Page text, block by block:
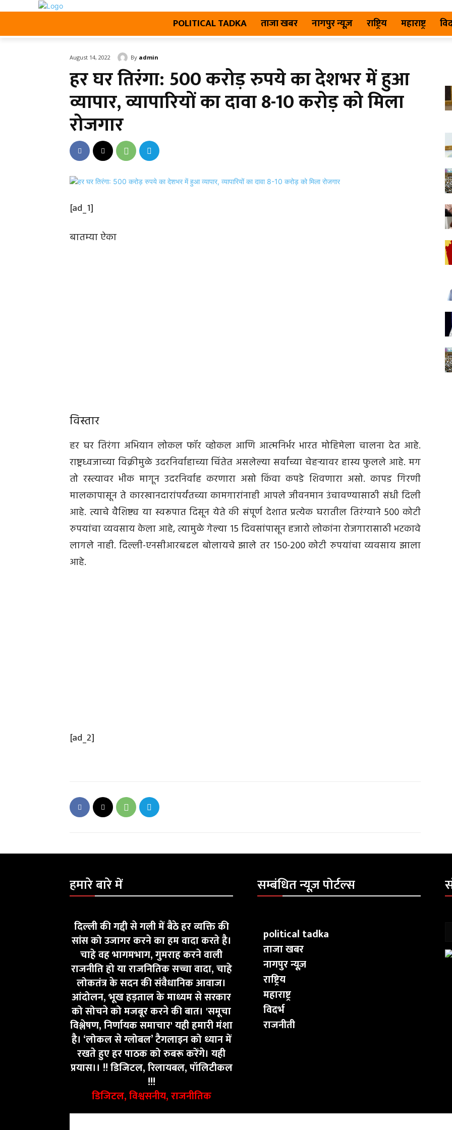
POLITICAL TADKA ताजा खबर नागपुर न्यूज़ राष्ट्रिय महाराष्ट्र
August 14, 2022 By admin
हर घर तिरंगा: 500 करोड़ रुपये का देशभर में हुआ
व्यापार, व्यापारियों का दावा 8-10 करोड़ को मिला
रोजगार
[ad_1]
बातम्या ऐका
विस्तार
हर घर तिरंगा अभियान लोकल फॉर व्होकल आणि आत्मनिर्भर भारत मोहिमेला चालना देत आहे.
राष्ट्रध्वजाच्या विक्रीमुळे उदरनिर्वाहाच्या चिंतेत असलेल्या सर्वांच्या चेहऱ्यावर हास्य फुलले आहे. मग
तो रस्त्यावर भीक मागून उदरनिर्वाह करणारा असो किंवा कपडे शिवणारा असो. कापड गिरणी
मालकापासून ते कारखानदारांपर्यंतच्या कामगारांनाही आपले जीवनमान उंचावण्यासाठी संधी दिली
आहे. त्याचे वैशिष्ट्य या स्वरूपात दिसून येते की संपूर्ण देशात प्रत्येक घरातील तिरंग्याने 500 कोटी
रुपयांचा व्यवसाय केला आहे, त्यामुळे गेल्या 15 दिवसांपासून हजारो लोकांना रोजगारासाठी भटकावे
लागले नाही. दिल्ली-एनसीआरबद्दल बोलायचे झाले तर 150-200 कोटी रुपयांचा व्यवसाय झाला
आहे.
[ad_2]
हमारे बारे में
दिल्ली की गद्दी से गली में बैठे हर व्यक्ति की
सांस को उजागर करने का हम वादा करते है।
चाहे वह भागमभाग, गुमराह करने वाली
राजनीति हो या राजनितिक सच्चा वादा, चाहे
लोकतंत्र के सदन की संवैधानिक आवाज।
आंदोलन, भूख हड़ताल के माध्यम से सरकार
को सोचने को मजबूर करने की बात। 'समूचा
विश्लेषण, निर्णायक समाचार' यही हमारी मंशा
है। ‘लोकल से ग्लोबल’ टैगलाइन को ध्यान में
रखते हुए हर पाठक को रुबरू करेंगे। यही
प्रयास।। !! डिजिटल, रिलायबल, पॉलिटीकल
!!!
डिजिटल, विश्वसनीय, राजनीतिक
सम्बंधित न्यूज़ पोर्टल्स
political tadka
ताजा खबर
नागपुर न्यूज़
राष्ट्रिय
महाराष्ट्र
विदर्भ
राजनीती